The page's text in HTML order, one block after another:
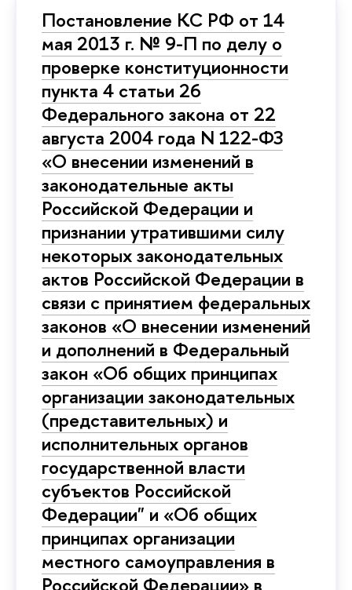
Постановление КС РФ от 14
мая 2013 г. № 9-П по делу о
проверке конституционности
пункта 4 статьи 26
Федерального закона от 22
августа 2004 года N 122-ФЗ
«О внесении изменений в
законодательные акты
Российской Федерации и
признании утратившими силу
некоторых законодательных
актов Российской Федерации в
связи с принятием федеральных
законов «О внесении изменений
и дополнений в Федеральный
закон «Об общих принципах
организации законодательных
(представительных) и
исполнительных органов
государственной власти
субъектов Российской
Федерации" и «Об общих
принципах организации
местного самоуправления в
Российской Федерации» в